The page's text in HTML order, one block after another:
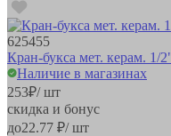
625455
Кран-букса мет. керам. 1/
Наличие в магазинах
253₽/ шт
скидка и бонус
до22.77 ₽/ шт